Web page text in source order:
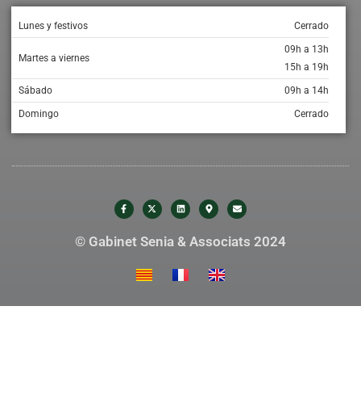
Lunes y festivos Cerrado
Martes a viernes
09h a 13h
15h a 19h
Sábado 09h a 14h
Domingo Cerrado
© Gabinet Senia & Associats 2024